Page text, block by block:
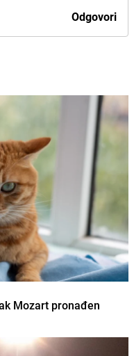
Odgovori
Mozart pronađen